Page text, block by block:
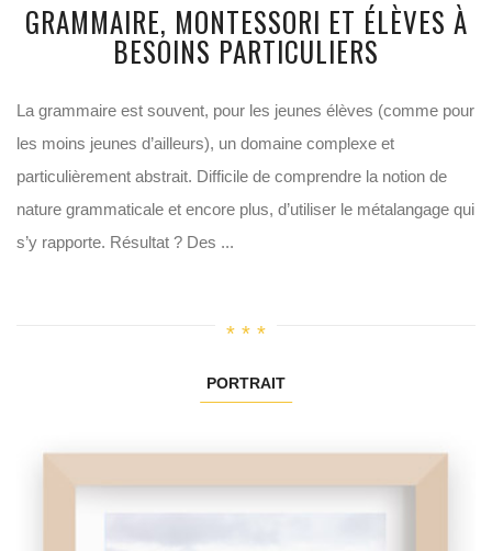
GRAMMAIRE, MONTESSORI ET ÉLÈVES À
BESOINS PARTICULIERS
La grammaire est souvent, pour les jeunes élèves (comme pour
les moins jeunes d’ailleurs), un domaine complexe et
particulièrement abstrait. Difficile de comprendre la notion de
nature grammaticale et encore plus, d’utiliser le métalangage qui
s’y rapporte. Résultat ? Des ...
PORTRAIT